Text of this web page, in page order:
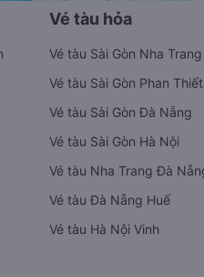
Vé tàu hỏa
Vé tàu Sài Gòn Nha Trang
Vé tàu Sài Gòn Phan Thiết
Vé tàu Sài Gòn Đà Nẵng
Vé tàu Sài Gòn Hà Nội
Vé tàu Nha Trang Đà
Vé tàu Đà Nẵng Huế
Vé tàu Hà Nội Vinh